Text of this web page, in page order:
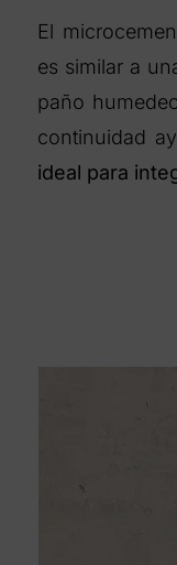
El
es similar a
paño
continuidad
ideal para